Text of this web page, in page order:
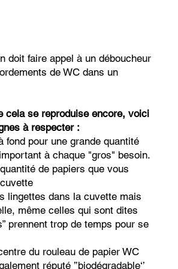
doit faire appel à un déboucheur
de WC dans un
cela se reproduise encore, voici
à respecter :
fond pour une grande quantité
à chaque "gros" besoin.
de papiers que vous
lingettes dans la cuvette mais
même celles qui sont dites
prennent trop de temps pour se
du rouleau de papier WC
réputé ’’biodégradable‘’